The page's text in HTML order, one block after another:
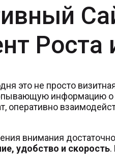
это не просто
информацию
оперативно
внимания
удобство и скорость.